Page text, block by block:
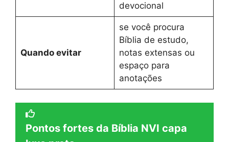
devocional
Quando evitar
se você procura
Bíblia de estudo,
notas extensas ou
espaço para
anotações
Pontos fortes da Bíblia NVI capa